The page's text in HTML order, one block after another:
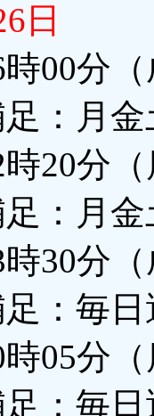
日
00分
：月
20分
：月
30分
：毎
05分
：毎